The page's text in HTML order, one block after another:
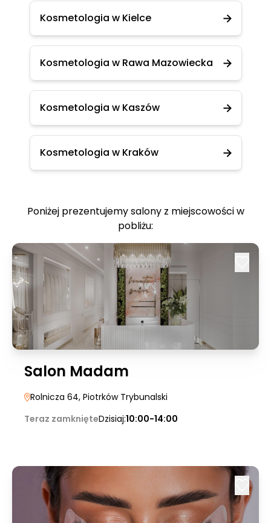
Kosmetologia w Kielce
Kosmetologia w Rawa Mazowiecka
Kosmetologia w Kaszów
Kosmetologia w Kraków
Poniżej prezentujemy salony z miejscowości w
pobliżu:
Salon Madam
Rolnicza 64, Piotrków Trybunalski
Teraz zamknięteDzisiaj:10:00-14:00